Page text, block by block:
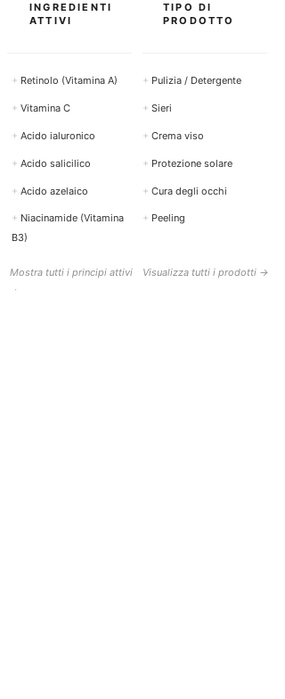
INGREDIENTI
ATTIVI
TIPO DI
PRODOTTO
+ Retinolo (Vitamina A) + Pulizia / Detergente
+ Vitamina C + Sieri
+ Acido ialuronico + Crema viso
+ Acido salicilico + Protezione solare
+ Acido azelaico + Cura degli occhi
+ Niacinamide (Vitamina
B3)
+ Peeling
Visualizza tutti i prodotti →
Mostra tutti i principi attivi
→